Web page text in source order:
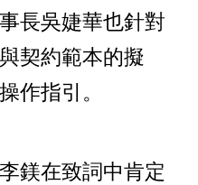
長吳婕華也針對
契約範本的擬
作指引。
鎂在致詞中肯定